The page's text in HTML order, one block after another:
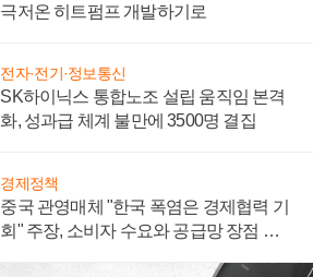
극저온 히트펌프 개발하기로
전자·전기·정보통신
SK하이닉스 통합노조 설립 움직임 본격
화, 성과급 체계 불만에 3500명 결집
경제정책
중국 관영매체 "한국 폭염은 경제협력 기
회" 주장, 소비자 수요와 공급망 장점 강